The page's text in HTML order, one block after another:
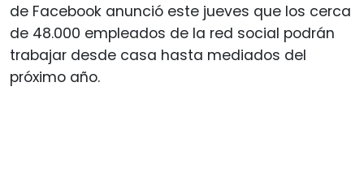
de Facebook anunció este jueves que los cerca
de 48.000 empleados de la red social podrán
trabajar desde casa hasta mediados del
próximo año.